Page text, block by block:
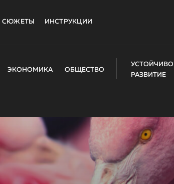
СЮЖЕТЫ ИНСТРУКЦИИ
ЭКОНОМИКА ОБЩЕСТВО
РАЗВИТИЕ